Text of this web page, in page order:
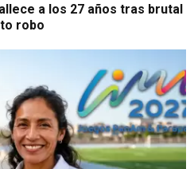
a los 27 años tras brutal
robo